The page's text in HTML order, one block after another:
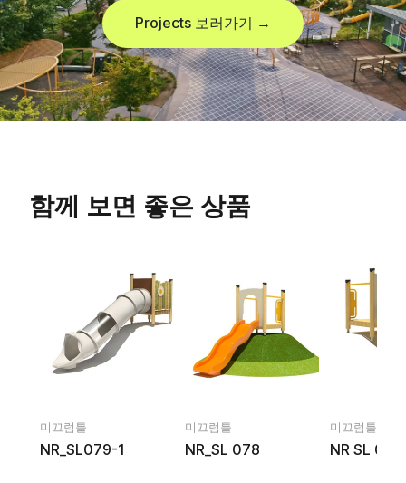
Projects 보러가기 →
함께 보면 좋은 상품
미끄럼틀
NR_SL079-1
미끄럼틀
NR_SL 078
미끄럼틀
NR SL 081